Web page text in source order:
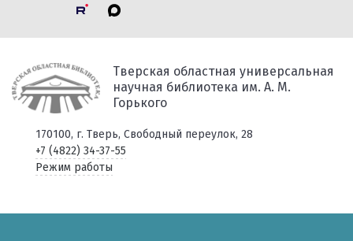
Тверская областная универсальная
научная библиотека им. А. М.
Горького
170100, г. Тверь, Свободный переулок, 28
+7 (4822) 34-37-55
Режим работы